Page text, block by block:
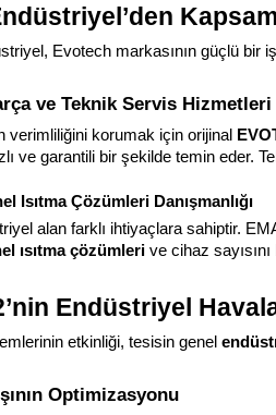
Evotech markasının güçlü bir
ve Teknik Servis Hizmetleri
verimliliğini korumak için orijinal
ve garantili bir şekilde temin eder.
Isıtma Çözümleri Danışmanlığı
ısıtma çözümleri ve cihaz sayısını
Endüstriyel
etkinliği, tesisin genel
Optimizasyonu